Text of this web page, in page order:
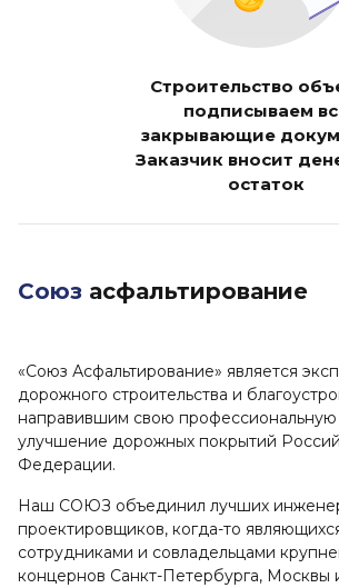
Строительство
подписываем
закрывающие
Заказчик вносит
остаток
Союз асфальтирование
«Союз Асфальтирование» является
дорожного строительства и
направившим свою профессиональную
улучшение дорожных покрытий
Федерации.
Наш СОЮЗ объединил лучших
проектировщиков, когда-то
сотрудниками и совладельцами
концернов Санкт-Петербурга, Москвы